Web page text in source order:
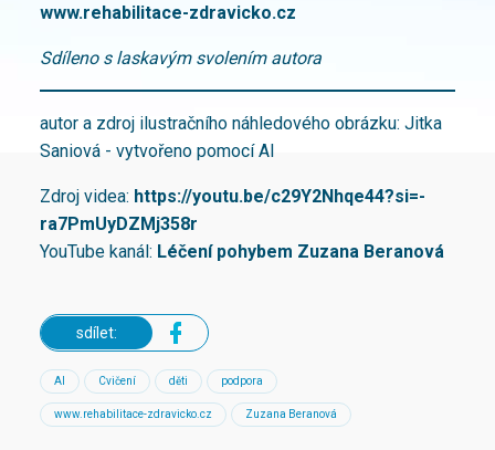
www.rehabilitace-zdravicko.cz
Sdíleno s laskavým svolením autora
autor a zdroj ilustračního náhledového obrázku: Jitka
Saniová - vytvořeno pomocí AI
Zdroj videa: https://youtu.be/c29Y2Nhqe44?si=-
ra7PmUyDZMj358r
YouTube kanál: Léčení pohybem Zuzana Beranová
sdílet:
AI Cvičení děti podpora
www.rehabilitace-zdravicko.cz Zuzana Beranová